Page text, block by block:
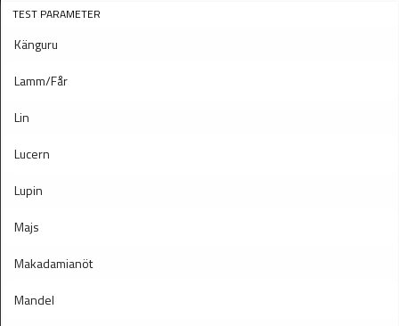
TEST PARAMETER
Känguru
Lamm/Får
Lin
Lucern
Lupin
Majs
Makadamianöt
Mandel